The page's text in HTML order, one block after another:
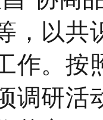
，以共
。 按
调研活